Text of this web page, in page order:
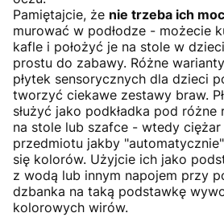
Pamiętajcie, że nie trzeba ich
murować w podłodze - możecie
kafle i położyć je na stole w
prostu do zabawy. Różne
płytek sensorycznych dla dzieci
tworzyć ciekawe zestawy braw.
służyć jako podkładka pod
na stole lub szafce - wtedy
przedmiotu jakby
się kolorów. Użyjcie ich jako
z wodą lub innym napojem przy
dzbanka na taką podstawkę
kolorowych wirów.